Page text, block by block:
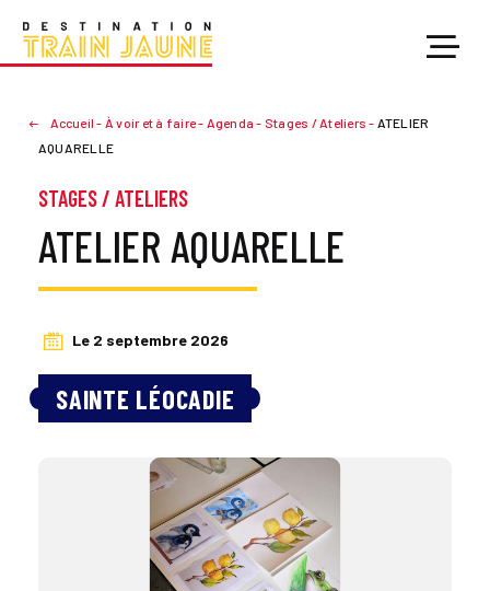
Accueil - À voir et à faire- Agenda - Stages / Ateliers - ATELIER
AQUARELLE
STAGES / ATELIERS
ATELIER AQUARELLE
Le 2 septembre 2026
SAINTE LÉOCADIE